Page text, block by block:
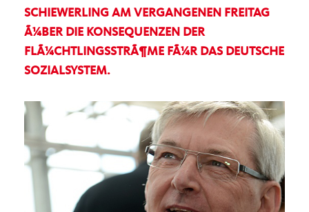
SCHIEWERLING AM VERGANGENEN FREITAG
Ã¼BER DIE KONSEQUENZEN DER
FLÃ¼CHTLINGSSTRÃ¶ME FÃ¼R DAS DEUTSCHE
SOZIALSYSTEM.